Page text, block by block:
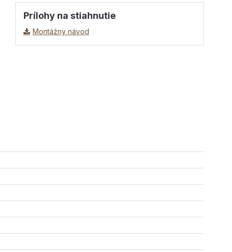
Prílohy na stiahnutie
Montážny návod